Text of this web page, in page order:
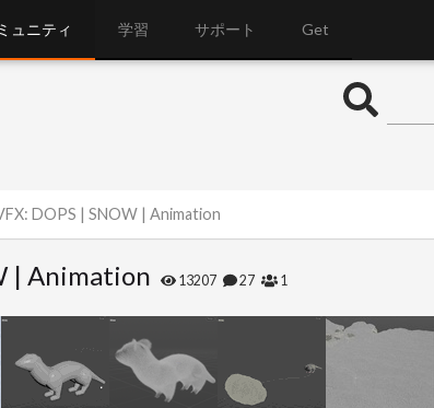
ュニティ 学習 サポート Get
DOPS | SNOW | Animation
| Animation 13207 27 1